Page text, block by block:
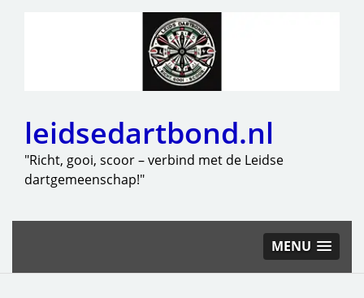
leidsedartbond.nl
"Richt, gooi, scoor – verbind met de Leidse
dartgemeenschap!"
MENU